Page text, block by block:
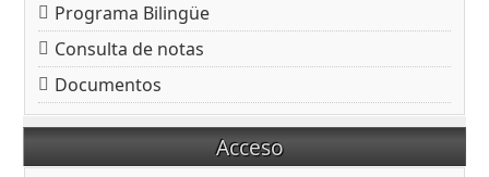
Programa Bilingüe
Consulta de notas
Documentos
Acceso